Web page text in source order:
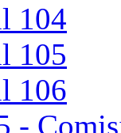
104
105
106
-